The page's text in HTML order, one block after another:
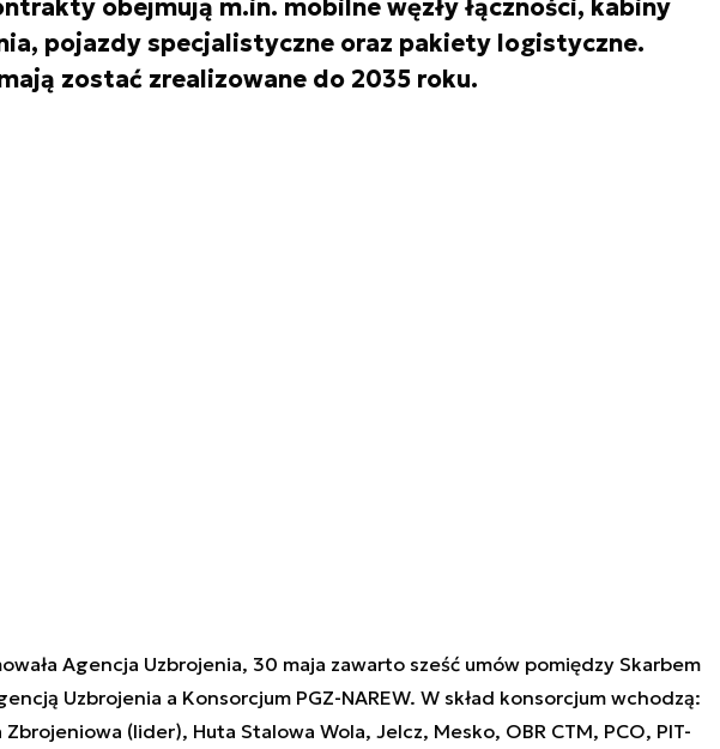
obejmują m.in. mobilne węzły łączności, kabiny
pojazdy specjalistyczne oraz pakiety logistyczne.
zostać zrealizowane do 2035 roku.
Agencja Uzbrojenia, 30 maja zawarto sześć umów pomiędzy Skarbem
Uzbrojenia a Konsorcjum PGZ-NAREW. W skład konsorcjum wchodzą:
Zbrojeniowa (lider), Huta Stalowa Wola, Jelcz, Mesko, OBR CTM, PCO, PIT-